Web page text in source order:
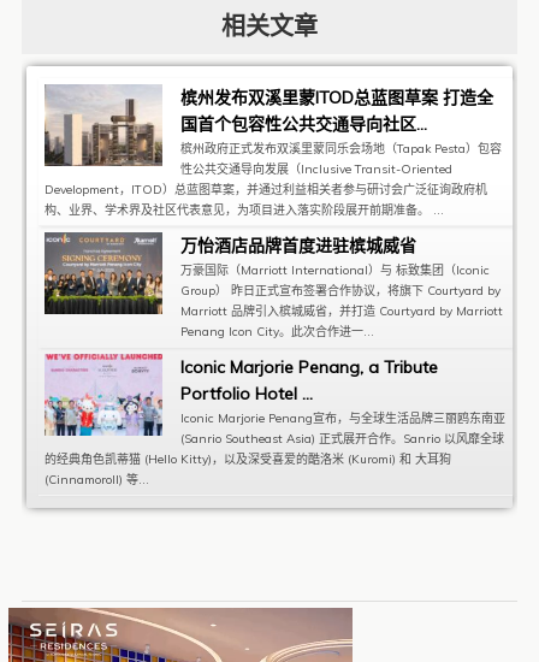
相关文章
槟州发布双溪里蒙ITOD总蓝图草案 打造全
国首个包容性公共交通导向社区...
槟州政府正式发布双溪里蒙同乐会场地（Tapak Pesta）包容
性公共交通导向发展（Inclusive Transit-Oriented
Development，ITOD）总蓝图草案，并通过利益相关者参与研讨会广泛征询政府机
构、业界、学术界及社区代表意见，为项目进入落实阶段展开前期准备。 ...
万怡酒店品牌首度进驻槟城威省
万豪国际（Marriott International）与 标致集团（Iconic
Group） 昨日正式宣布签署合作协议，将旗下 Courtyard by
Marriott 品牌引入槟城威省，并打造 Courtyard by Marriott
Penang Icon City。此次合作进一...
Iconic Marjorie Penang, a Tribute
Portfolio Hotel ...
Iconic Marjorie Penang宣布，与全球生活品牌三丽鸥东南亚
(Sanrio Southeast Asia) 正式展开合作。Sanrio 以风靡全球
的经典角色凯蒂猫 (Hello Kitty)，以及深受喜爱的酷洛米 (Kuromi) 和 大耳狗
(Cinnamoroll) 等...